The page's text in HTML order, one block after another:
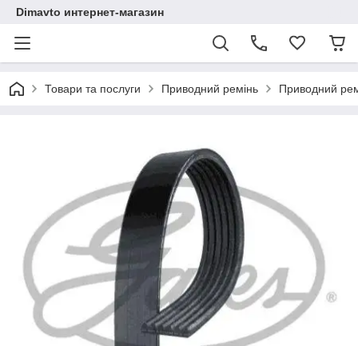
Dimavto интернет-магазин
Товари та послуги Приводний ремінь Приводний